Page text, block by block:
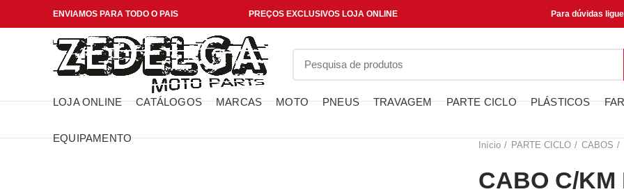
ENVIAMOS PARA TODO O PAIS PREÇOS EXCLUSIVOS LOJA ONLINE Para dúvidas
LOJA ONLINE CATÁLOGOS MARCAS MOTO PNEUS TRAVAGEM PARTE CICLO PLÁSTICOS
EQUIPAMENTO
Início PARTE CICLO CABOS
CABO C/KM